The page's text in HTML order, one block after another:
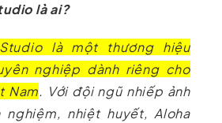
là ai?
là một thương hiệu
nghiệp dành riêng cho
Nam. Với đội ngũ nhiếp ảnh
nhiệt huyết, Aloha